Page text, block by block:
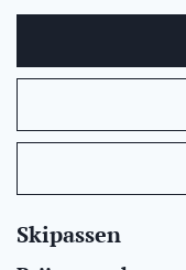
Skipassen